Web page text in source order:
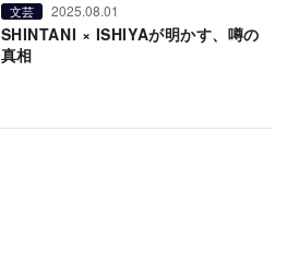
文芸 2025.08.01
SHINTANI × ISHIYAが明かす、噂の
真相